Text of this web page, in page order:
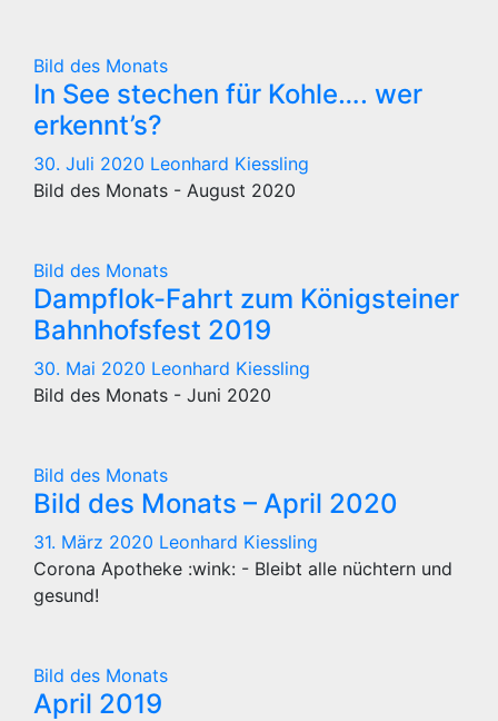
Bild des Monats
In See stechen für Kohle…. wer
erkennt’s?
30. Juli 2020 Leonhard Kiessling
Bild des Monats - August 2020
Bild des Monats
Dampflok-Fahrt zum Königsteiner
Bahnhofsfest 2019
30. Mai 2020 Leonhard Kiessling
Bild des Monats - Juni 2020
Bild des Monats
Bild des Monats – April 2020
31. März 2020 Leonhard Kiessling
Corona Apotheke :wink: - Bleibt alle nüchtern und
gesund!
Bild des Monats
April 2019